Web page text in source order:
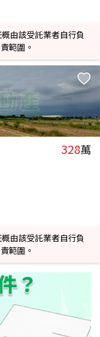
由該受託業者自行負
範圍。
328萬
由該受託業者自行負
範圍。